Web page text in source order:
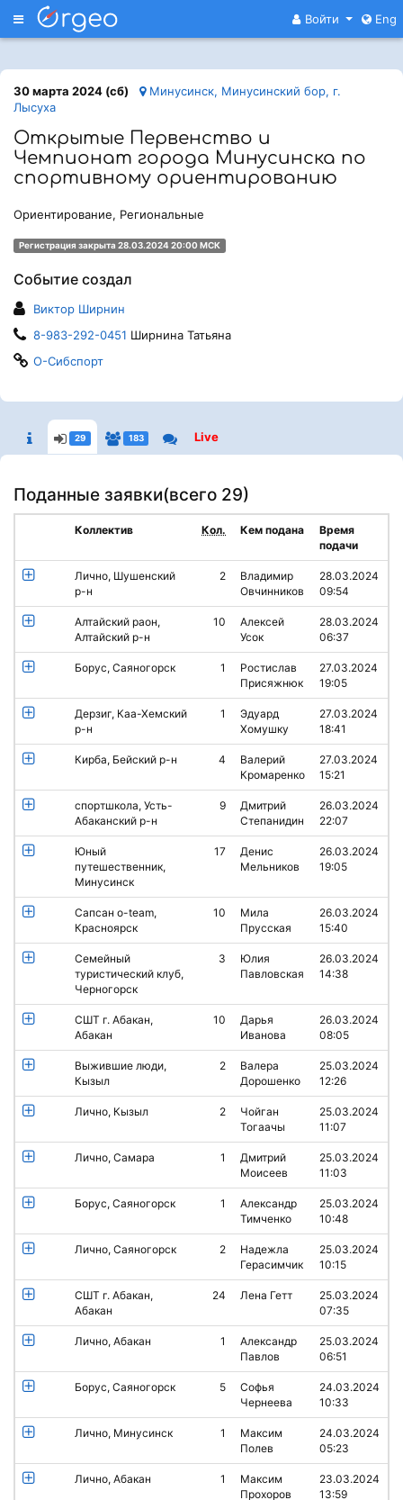
Меню Войти Eng
30 марта 2024 (сб)
Минусинск, Минусинский бор, г.
Лысуха
Открытые Первенство и
Чемпионат города Минусинска по
спортивному ориентированию
Ориентирование, Региональные
Регистрация закрыта 28.03.2024 20:00 МСК
Событие создал
Виктор Ширнин
8-983-292-0451 Ширнина Татьяна
О-Сибспорт
29 183 Live
Поданные заявки(всего 29)
Коллектив Кол. Кем подана
Время
подачи
Лично, Шушенский
р-н
2
Владимир
Овчинников
28.03.2024
09:54
Алтайский раон,
Алтайский р-н
10
Алексей
Усок
28.03.2024
06:37
Борус, Саяногорск 1
Ростислав
Присяжнюк
27.03.2024
19:05
Дерзиг, Каа-Хемский
р-н
1
Эдуард
Хомушку
27.03.2024
18:41
Кирба, Бейский р-н 4
Валерий
Кромаренко
27.03.2024
15:21
спортшкола, Усть-
Абаканский р-н
9
Дмитрий
Степанидин
26.03.2024
22:07
Юный
путешественник,
Минусинск
17
Денис
Мельников
26.03.2024
19:05
Сапсан o-team,
Красноярск
10
Мила
Прусская
26.03.2024
15:40
Семейный
туристический клуб,
Черногорск
3
Юлия
Павловская
26.03.2024
14:38
СШТ г. Абакан,
Абакан
10
Дарья
Иванова
26.03.2024
08:05
Выжившие люди,
Кызыл
2
Валера
Дорошенко
25.03.2024
12:26
Лично, Кызыл 2
Чойган
Тогаачы
25.03.2024
11:07
Лично, Самара 1
Дмитрий
Моисеев
25.03.2024
11:03
Борус, Саяногорск 1
Александр
Тимченко
25.03.2024
10:48
Лично, Саяногорск 2
Надежла
Герасимчик
25.03.2024
10:15
СШТ г. Абакан,
Абакан
24 Лена Гетт
25.03.2024
07:35
Лично, Абакан 1
Александр
Павлов
25.03.2024
06:51
Борус, Саяногорск 5
Софья
Чернеева
24.03.2024
10:33
Лично, Минусинск 1
Максим
Полев
24.03.2024
05:23
Лично, Абакан 1
Максим
Прохоров
23.03.2024
13:59